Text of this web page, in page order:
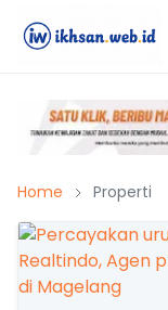
Home Properti